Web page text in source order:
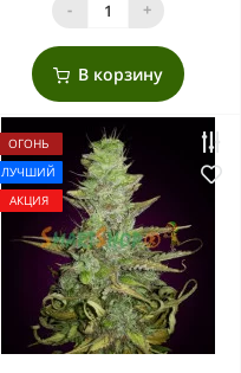
- +
В корзину
ОГОНЬ
ЛУЧШИЙ
АКЦИЯ